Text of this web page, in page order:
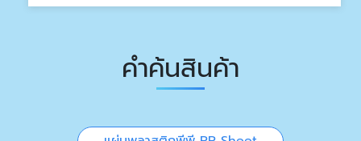
คำค้นสินค้า